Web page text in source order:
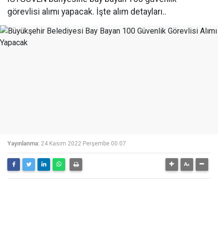
görevlisi alımı yapacak. İşte alım detayları..
Yayınlanma: 24 Kasım 2022 Perşembe 00:07